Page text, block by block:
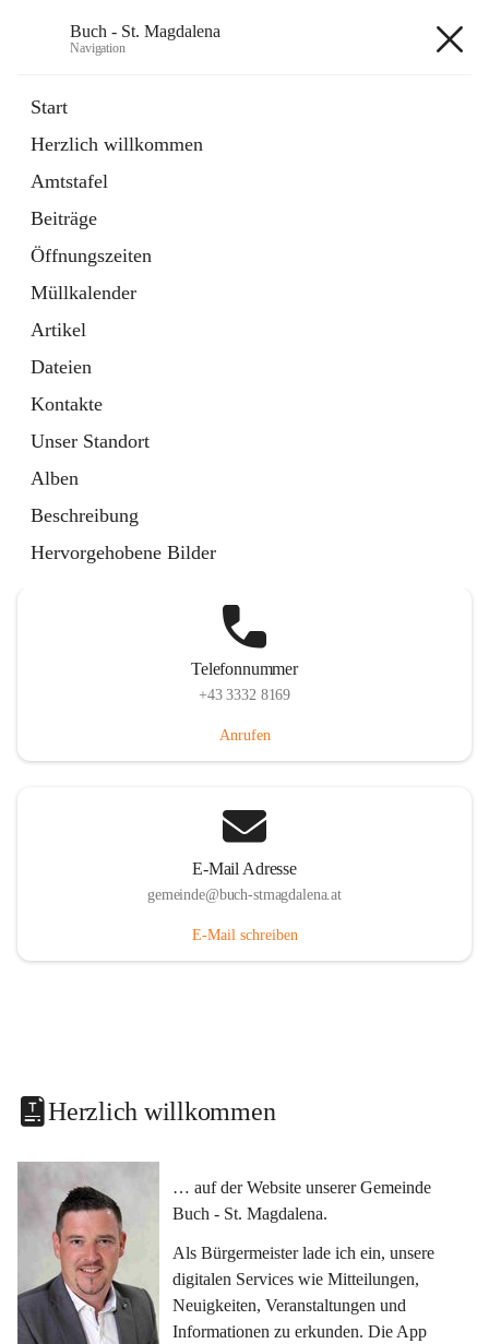
Buch - St. Magdalena
Navigation
Start
Herzlich willkommen
Amtstafel
Beiträge
Öffnungszeiten
Müllkalender
Artikel
Dateien
Kontakte
Unser Standort
Alben
Beschreibung
Hervorgehobene Bilder
11 Schnellzugriffe
Bürgerservice
10 Schnellzugriffe
Telefonnummer
+43 3332 8169
Anrufen
E-Mail Adresse
gemeinde@buch-stmagdalena.at
E-Mail schreiben
Herzlich willkommen
… auf der Website unserer Gemeinde
Buch - St. Magdalena.
Als Bürgermeister lade ich ein, unsere
digitalen Services wie Mitteilungen,
Neuigkeiten, Veranstaltungen und
Informationen zu erkunden. Die App